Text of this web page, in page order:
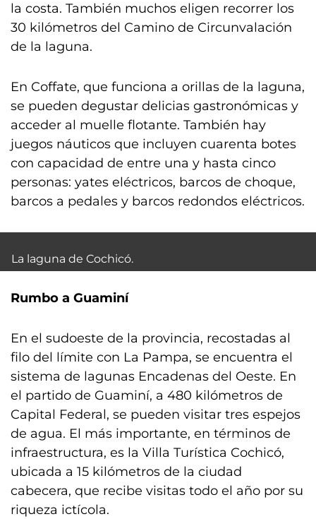
la costa. También muchos eligen recorrer los
30 kilómetros del Camino de Circunvalación
de la laguna.
En Coffate, que funciona a orillas de la laguna,
se pueden degustar delicias gastronómicas y
acceder al muelle flotante. También hay
juegos náuticos que incluyen cuarenta botes
con capacidad de entre una y hasta cinco
personas: yates eléctricos, barcos de choque,
barcos a pedales y barcos redondos eléctricos.
La laguna de Cochicó.
Rumbo a Guaminí
En el sudoeste de la provincia, recostadas al
filo del límite con La Pampa, se encuentra el
sistema de lagunas Encadenas del Oeste. En
el partido de Guaminí, a 480 kilómetros de
Capital Federal, se pueden visitar tres espejos
de agua. El más importante, en términos de
infraestructura, es la Villa Turística Cochicó,
ubicada a 15 kilómetros de la ciudad
cabecera, que recibe visitas todo el año por su
riqueza ictícola.